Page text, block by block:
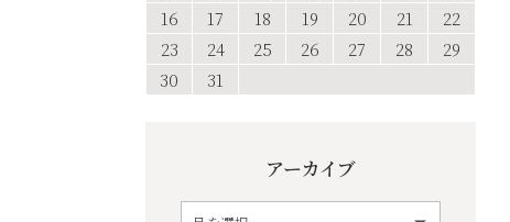
16
17 18 19 20 21
22
23
24 25 26 27 28
29
30
31
アーカイブ